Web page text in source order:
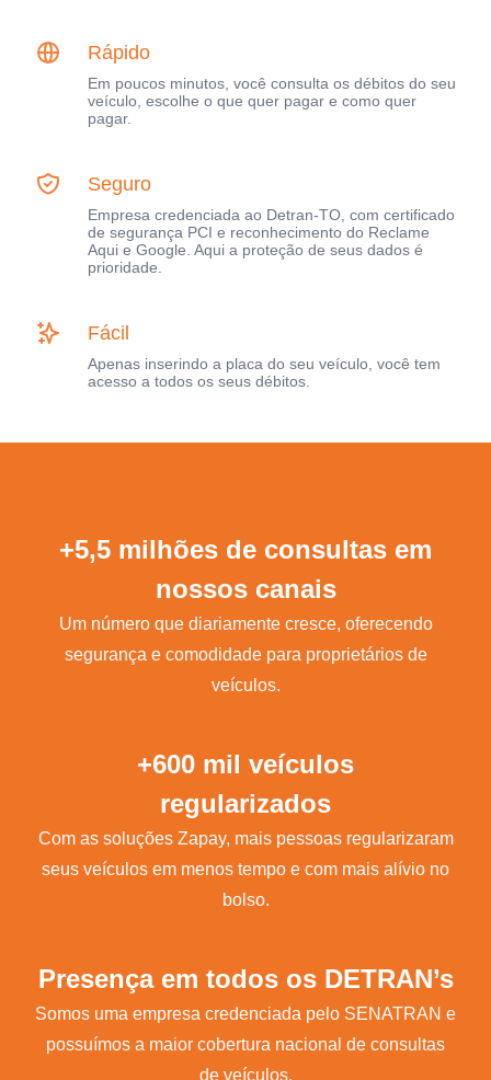
Rápido
Em poucos minutos, você consulta os débitos do seu
veículo, escolhe o que quer pagar e como quer
pagar.
Seguro
Empresa credenciada ao Detran-TO, com certificado
de segurança PCI e reconhecimento do Reclame
Aqui e Google. Aqui a proteção de seus dados é
prioridade.
Fácil
Apenas inserindo a placa do seu veículo, você tem
acesso a todos os seus débitos.
+5,5 milhões de consultas em
nossos canais
Um número que diariamente cresce, oferecendo
segurança e comodidade para proprietários de
veículos.
+600 mil veículos
regularizados
Com as soluções Zapay, mais pessoas regularizaram
seus veículos em menos tempo e com mais alívio no
bolso.
Presença em todos os DETRAN’s
Somos uma empresa credenciada pelo SENATRAN e
possuímos a maior cobertura nacional de consultas
de veículos.